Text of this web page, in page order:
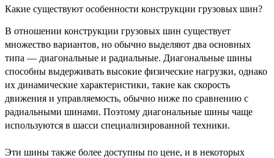
Какие существуют особенности конструкции грузовых шин?
В отношении конструкции грузовых шин существует
множество вариантов, но обычно выделяют два основных
типа — диагональные и радиальные. Диагональные шины
способны выдерживать высокие физические нагрузки, однако
их динамические характеристики, такие как скорость
движения и управляемость, обычно ниже по сравнению с
радиальными шинами. Поэтому диагональные шины чаще
используются в шасси специализированной техники.
Эти шины также более доступны по цене, и в некоторых